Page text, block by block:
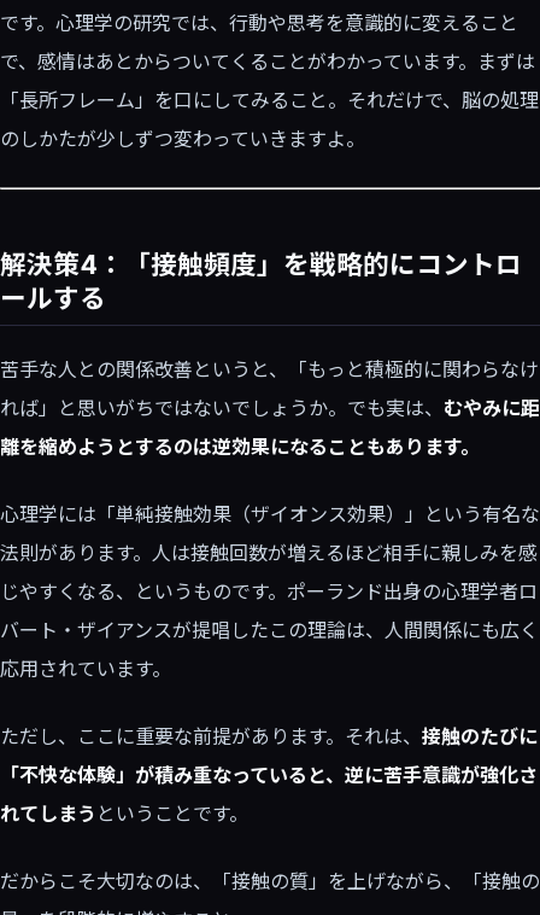
です。心理学の研究では、行動や思考を意識的に変えること
で、感情はあとからついてくることがわかっています。まずは
「長所フレーム」を口にしてみること。それだけで、脳の処理
のしかたが少しずつ変わっていきますよ。
解決策4：「接触頻度」を戦略的にコントロ
ールする
苦手な人との関係改善というと、「もっと積極的に関わらなけ
れば」と思いがちではないでしょうか。でも実は、 むやみに距
離を縮めようとするのは逆効果になることもあります。
心理学には「単純接触効果（ザイオンス効果）」という有名な
法則があります。人は接触回数が増えるほど相手に親しみを感
じやすくなる、というものです。ポーランド出身の心理学者ロ
バート・ザイアンスが提唱したこの理論は、人間関係にも広く
応用されています。
ただし、ここに重要な前提があります。それは、 接触のたびに
「不快な体験」が積み重なっていると、逆に苦手意識が強化さ
れてしまう ということです。
だからこそ大切なのは、「接触の質」を上げながら、「接触の